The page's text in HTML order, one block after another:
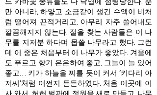
드 카바꽃 종류들도 다 낙엽에 점령당한다. 뿐
만 아니라, 하얗고 소금같이 생긴 수액이 비처
럼 떨어져 끈적거리고, 아무리 자주 쓸어내도
깔끔해지지 않는다. 절을 찾는 사람들은 이 나
무를 지저분 하다며 몹쓸 나무라고 했다. 그런
데 이 중은 처음부터 이 나무가 좋았다. 겨울에
도 푸르고 향기 은은하여 좋고, 그늘이 늘 있어
좋고… 키가 하늘을 찌를 듯이 커서 ‘키다리 아
저씨’처럼 어쩐지 든든하였다. 처음 이곳에 이